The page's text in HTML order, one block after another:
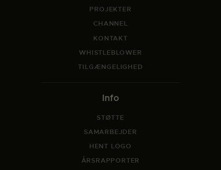
PROJEKTER
CHANNEL
KONTAKT
WHISTLEBLOWER
TILGÆNGELIGHED
Info
STØTTE
SAMARBEJDER
HENT LOGO
ÅRSRAPPORTER